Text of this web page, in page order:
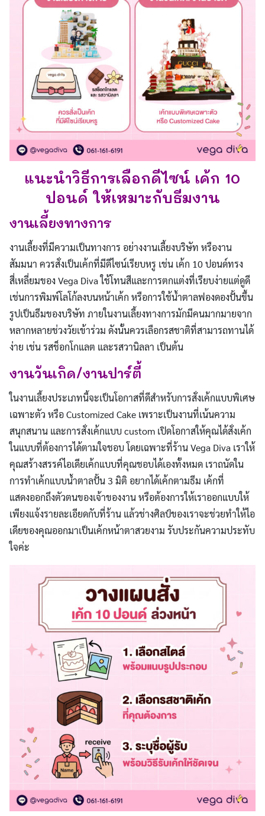
แนะนำวิธีการเลือกดีไซน์ เค้ก 10
ปอนด์ ให้เหมาะกับธีมงาน
งานเลี้ยงทางการ
งานเลี้ยงที่มีความเป็นทางการ อย่างงานเลี้ยงบริษัท หรืองาน
สัมมนา ควรสั่งเป็นเค้กที่มีดีไซน์เรียบหรู เช่น เค้ก 10 ปอนด์ทรง
สี่เหลี่ยมของ Vega Diva ใช้โทนสีและการตกแต่งที่เรียบง่ายแต่ดูดี
เช่นการพิมพ์โลโก้ลงบนหน้าเค้ก หรือการใช้น้ำตาลฟองดองปั้นขึ้น
รูปเป็นธีมของบริษัท ภายในงานเลี้ยงทางการมักมีคนมากมายจาก
หลากหลายช่วงวัยเข้าร่วม ดังนั้นควรเลือกรสชาติที่สามารถทานได้
ง่าย เช่น รสช็อกโกแลต และรสวานิลลา เป็นต้น
งานวันเกิด/งานปาร์ตี้
ในงานเลี้ยงประเภทนี้จะเป็นโอกาสที่ดีสำหรับการสั่งเค้กแบบพิเศษ
เฉพาะตัว หรือ Customized Cake เพราะเป็นงานที่เน้นความ
สนุกสนาน และการสั่งเค้กแบบ custom เปิดโอกาสให้คุณได้สั่งเค้ก
ในแบบที่ต้องการได้ตามใจชอบ โดยเฉพาะที่ร้าน Vega Diva เราให้
คุณสร้างสรรค์ไอเดียเค้กแบบที่คุณชอบได้เองทั้งหมด เราถนัดใน
การทำเค้กแบบน้ำตาลปั้น 3 มิติ อยากได้เค้กตามธีม เค้กที่
แสดงออกถึงตัวตนของเจ้าของงาน หรือต้องการให้เราออกแบบให้
เพียงแจ้งรายละเอียดกับที่ร้าน แล้วช่างศิลป์ของเราจะช่วยทำให้ไอ
เดียของคุณออกมาเป็นเค้กหน้าตาสวยงาม รับประกันความประทับ
ใจค่ะ